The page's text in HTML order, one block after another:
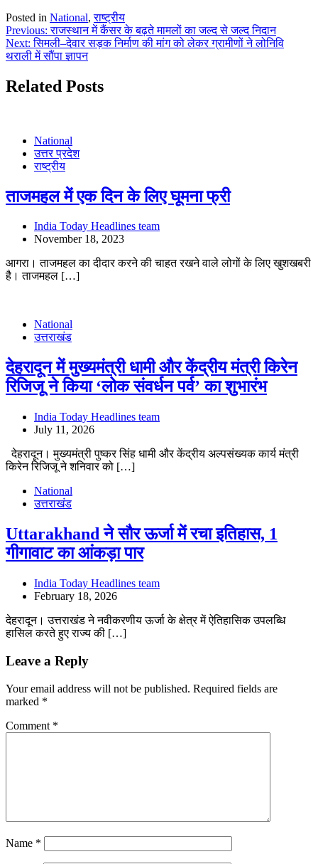
Posted in National,राष्ट्रीय
Post
navigation
Previous: राजस्थान में कैंसर के बढ़ते मामलों का जल्द से जल्द निदान
Next: सिमली–देवार सड़क निर्माण की मांग को लेकर ग्रामीणों ने लोनिवि
थराली में सौंपा ज्ञापन
Related Posts
National
उत्तर प्रदेश
राष्ट्रीय
ताजमहल में एक दिन के लिए घूमना फ्री
India Today Headlines team
November 18, 2023
आगरा। ताजमहल का दीदार करने की चाहत रखने वाले लोगों के लिए खुशखबरी
है। ताजमहल […]
National
उत्तराखंड
देहरादून में मुख्यमंत्री धामी और केंद्रीय मंत्री किरेन
रिजिजू ने किया ‘लोक संवर्धन पर्व’ का शुभारंभ
India Today Headlines team
July 11, 2026
देहरादून। मुख्यमंत्री पुष्कर सिंह धामी और केंद्रीय अल्पसंख्यक कार्य मंत्री
किरेन रिजिजू ने शनिवार को […]
National
उत्तराखंड
Uttarakhand ने सौर ऊर्जा में रचा इतिहास, 1
गीगावाट का आंकड़ा पार
India Today Headlines team
February 18, 2026
देहरादून। उत्तराखंड ने नवीकरणीय ऊर्जा के क्षेत्र में ऐतिहासिक उपलब्धि
हासिल करते हुए राज्य की […]
Leave a Reply
Your email address will not be published. Required fields are
marked *
Comment *
Name *